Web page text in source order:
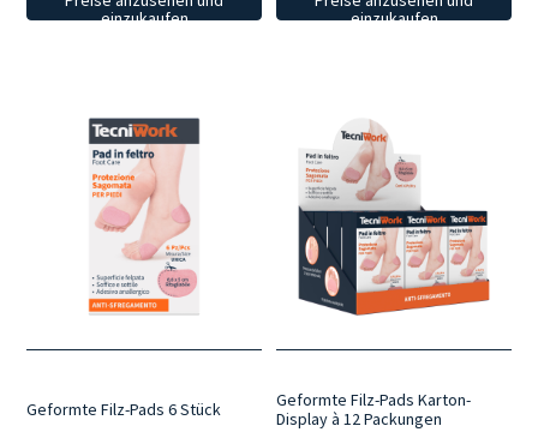
einzukaufen
einzukaufen
Geformte Filz-Pads 6 Stück
Geformte Filz-Pads Karton-
Display à 12 Packungen